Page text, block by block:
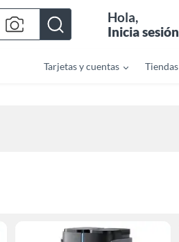
Hola,
Inicia sesión
Tarjetas y cuentas Tiendas